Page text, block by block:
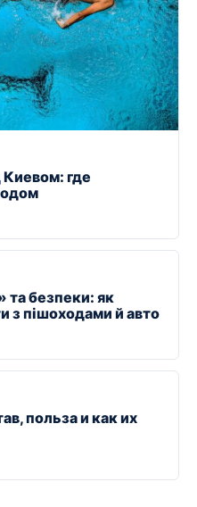
где
та безпеки: як
з пішоходами й авто
польза и как их